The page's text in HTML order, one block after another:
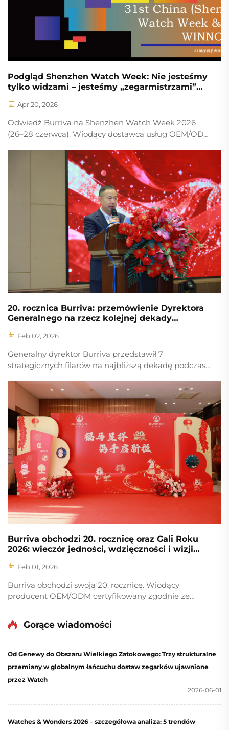
Podgląd Shenzhen Watch Week: Nie jesteśmy
tylko widzami – jesteśmy „zegarmistrzami”
Apr 20, 2026
Odwiedź Burriva na Shenzhen Watch Week 2026
(26–28 czerwca). Wiodący dostawca usług OEM/ODM
zegarków. Razem stwórzmy wyjątkowe zegarki.
20. rocznica Burriva: przemówienie Dyrektora
Generalnego na rzecz kolejnej dekady
Feb 02, 2026
Generalny dyrektor Burriva przedstawił 7
strategicznych filarów na najbliższą dekadę podczas
OEM/ODM wysokiej klasy obudów, tarcz i pasków do
zegarków. Poznaj naszą wizję na 2026 rok.
Burriva obchodzi 20. rocznicę oraz Gali Roku
2026: wieczór jedności, wdzięczności i wizji
Feb 01, 2026
Burriva obchodzi swoją 20. rocznicę. Wiodący
producent OEM/ODM certyfikowany zgodnie ze
klasy obudowach zegarków, tarczach, paskach oraz
elementach z metali szlachetnych. Poznaj naszą
Gorące wiadomości
Od Genewy do Obszaru Wielkiego Zatokowego: Trzy strukturalne
przemiany w globalnym łańcuchu dostaw zegarków ujawnione
przez Watch
2026-06-01
Watches & Wonders 2026 – szczegółowa analiza: 5 trendów